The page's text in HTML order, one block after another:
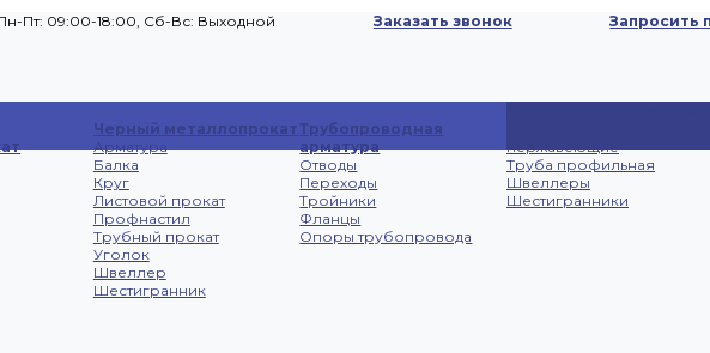
Пт: 09:00-18:00, Cб-Вс: Выходной Заказать звонок Запросить
Черный металлопрокат
Арматура
Балка
Круг
Листовой прокат
Профнастил
Трубный прокат
Уголок
Швеллер
Шестигранник
Трубопроводная
арматура
Отводы
Переходы
Тройники
Фланцы
Опоры трубопровода
нержавеющие
Труба профильная
Швеллеры
Шестигранники